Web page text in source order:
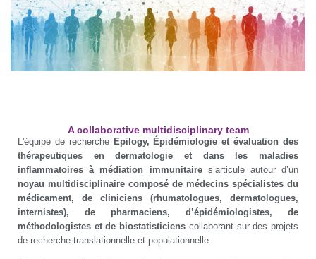
A collaborative multidisciplinary team
L'équipe de recherche Epilogy, Épidémiologie et évaluation des
thérapeutiques en dermatologie et dans les maladies
inflammatoires à médiation immunitaires’articule autour d’un
noyau multidisciplinaire composé de médecins spécialistes du
médicament, de cliniciens (rhumatologues, dermatologues,
internistes), de pharmaciens, d’épidémiologistes, de
méthodologistes et de biostatisticiens collaborant sur des projets
de recherche translationnelle et populationnelle.